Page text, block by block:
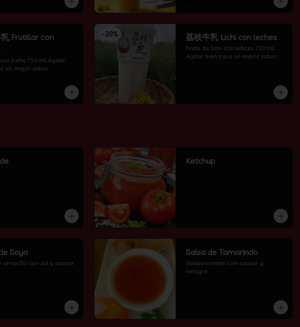
Frutillar con
lcehs 750 ml Agitar
un mejor sabor.
-29% 荔枝牛乳 Lichi con leches
Fruta de lichi con lehces 750 ml
Agitar bien para un mejor sabor.
Ketchup
Soya
amarillo con sal y azucar
Salsa de Tamarindo
Salsas tomate con azucar y
vinagre